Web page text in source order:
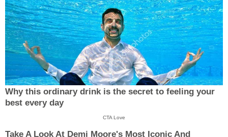
Why this ordinary drink is the secret to feeling your
best every day
CTA Love
Take A Look At Demi Moore's Most Iconic And